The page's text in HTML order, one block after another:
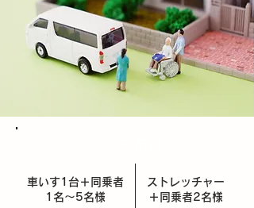
車いす1台＋同乗者
1名～5名様
ストレッチャー
＋同乗者2名様